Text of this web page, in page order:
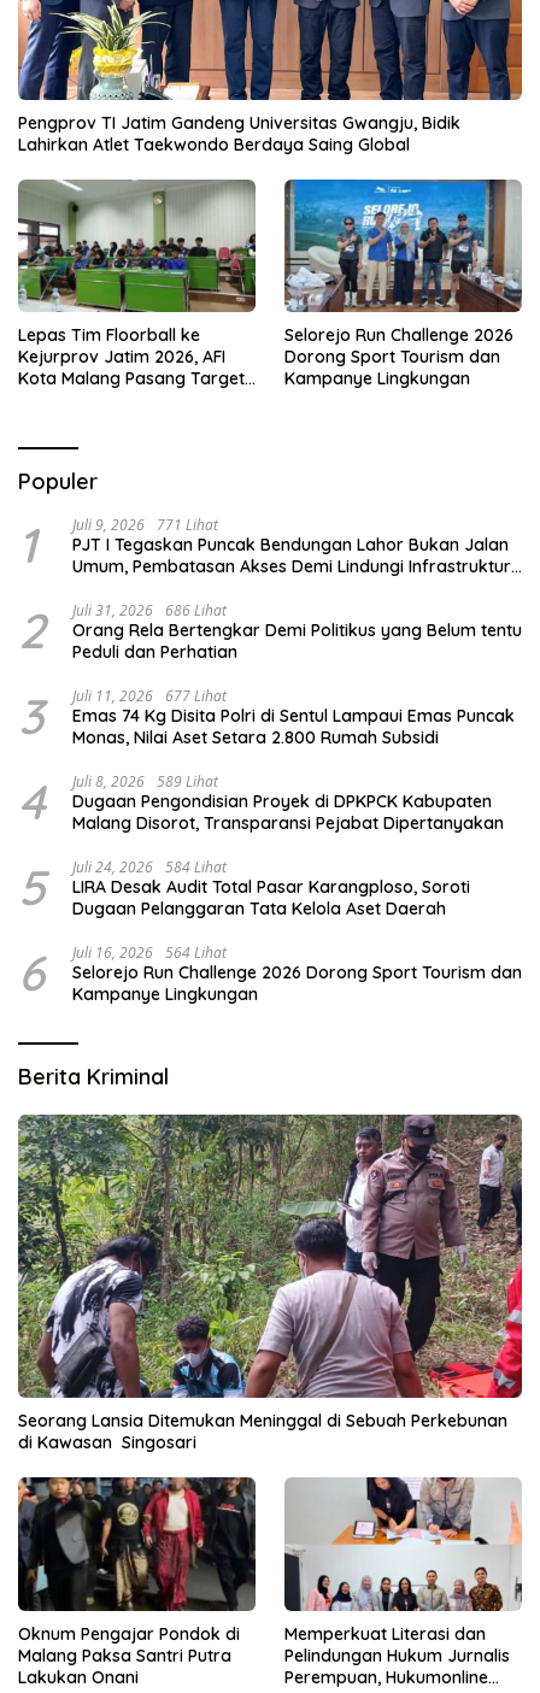
Pengprov TI Jatim Gandeng Universitas Gwangju, Bidik
Lahirkan Atlet Taekwondo Berdaya Saing Global
Lepas Tim Floorball ke
Kejurprov Jatim 2026, AFI
Kota Malang Pasang Target
Selorejo Run Challenge 2026
Dorong Sport Tourism dan
Kampanye Lingkungan
Populer
1 Juli 9, 2026 771 Lihat
PJT I Tegaskan Puncak Bendungan Lahor Bukan Jalan
Umum, Pembatasan Akses Demi Lindungi Infrastruktur
2 Juli 31, 2026 686 Lihat
Orang Rela Bertengkar Demi Politikus yang Belum tentu
Peduli dan Perhatian
3 Juli 11, 2026 677 Lihat
Emas 74 Kg Disita Polri di Sentul Lampaui Emas Puncak
Monas, Nilai Aset Setara 2.800 Rumah Subsidi
4 Juli 8, 2026 589 Lihat
Dugaan Pengondisian Proyek di DPKPCK Kabupaten
Malang Disorot, Transparansi Pejabat Dipertanyakan
5 Juli 24, 2026 584 Lihat
LIRA Desak Audit Total Pasar Karangploso, Soroti
Dugaan Pelanggaran Tata Kelola Aset Daerah
6 Juli 16, 2026 564 Lihat
Selorejo Run Challenge 2026 Dorong Sport Tourism dan
Kampanye Lingkungan
Berita Kriminal
Seorang Lansia Ditemukan Meninggal di Sebuah Perkebunan
di Kawasan Singosari
Oknum Pengajar Pondok di
Malang Paksa Santri Putra
Lakukan Onani
Memperkuat Literasi dan
Pelindungan Hukum Jurnalis
Perempuan, Hukumonline